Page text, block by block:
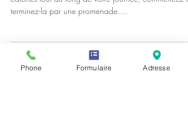
5 façons de dépenser vos
1. Promenez-vous quotidiennement. Pour brûler plus
calories tout au long de votre journée, commencez et
Phone Formulaire Adresse